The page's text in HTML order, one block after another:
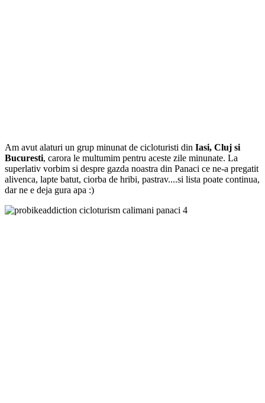
Am avut alaturi un grup minunat de cicloturisti din Iasi, Cluj si
Bucuresti, carora le multumim pentru aceste zile minunate. La
superlativ vorbim si despre gazda noastra din Panaci ce ne-a pregatit
alivenca, lapte batut, ciorba de hribi, pastrav....si lista poate continua,
dar ne e deja gura apa :)